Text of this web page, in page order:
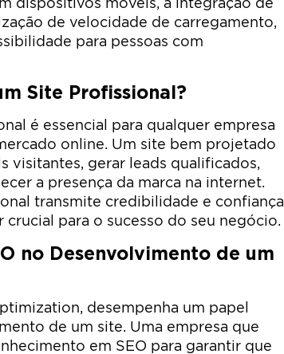
de velocidade de carregamento,
para pessoas com
Site Profissional?
é essencial para qualquer empresa
online. Um site bem projetado
visitantes, gerar leads qualificados,
a presença da marca na internet.
transmite credibilidade e confiança
para o sucesso do seu negócio.
no Desenvolvimento de um
desempenha um papel
de um site. Uma empresa que
em SEO para garantir que